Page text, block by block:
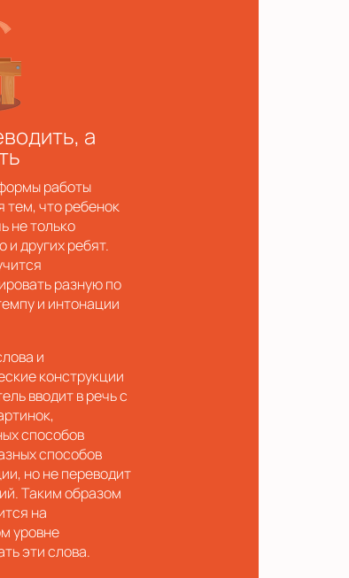
а
работы
тем, что ребенок
не только
и других ребят.
разную по
и интонации
и
конструкции
вводит в речь с
способов
способов
но не переводит
Таким образом
на
уровне
эти слова.